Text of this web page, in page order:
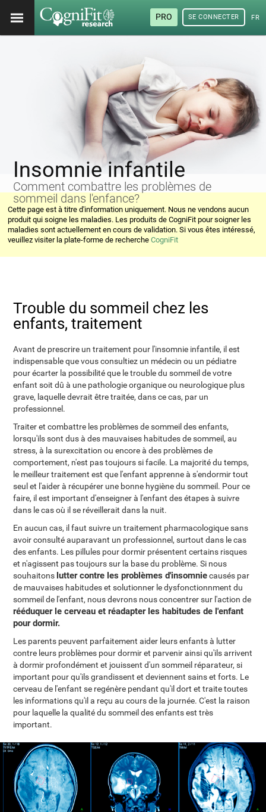
PRO SE CONNECTER
Insomnie infantile
Comment combattre les problèmes de
sommeil dans l'enfance?
Cette page est à titre d'information uniquement. Nous ne vendons aucun
produit qui soigne les maladies. Les produits de CogniFit pour soigner les
maladies sont actuellement en cours de validation. Si vous êtes intéressé,
veuillez visiter la plate-forme de rechercheCogniFit
Trouble du sommeil chez les
enfants, traitement
Avant de prescrire un traitement pour l'insomnie infantile, il est
indispensable que vous consultiez un médecin ou un pédiatre
pour écarter la possibilité que le trouble du sommeil de votre
enfant soit dû à une pathologie organique ou neurologique plus
grave, laquelle devrait être traitée, dans ce cas, par un
professionnel.
Traiter et combattre les problèmes de sommeil des enfants,
lorsqu'ils sont dus à des mauvaises habitudes de sommeil, au
stress, à la surexcitation ou encore à des problèmes de
comportement, n'est pas toujours si facile. La majorité du temps,
le meilleur traitement est que l'enfant apprenne à s'endormir tout
seul et l'aider à récupérer une bonne hygiène du sommeil. Pour ce
faire, il est important d'enseigner à l'enfant des étapes à suivre
dans le cas où il se réveillerait dans la nuit.
En aucun cas, il faut suivre un traitement pharmacologique sans
avoir consulté auparavant un professionnel, surtout dans le cas
des enfants. Les pillules pour dormir présentent certains risques
et n'agissent pas toujours sur la base du problème. Si nous
souhaitons lutter contre les problèmes d'insomniecausés par
de mauvaises habitudes et solutionner le dysfonctionnment du
sommeil de l'enfant, nous devrons nous concentrer sur l'action de
rééduquer le cerveau et réadapter les habitudes de l'enfant
pour dormir.
Les parents peuvent parfaitement aider leurs enfants à lutter
contre leurs problèmes pour dormir et parvenir ainsi qu'ils arrivent
à dormir profondément et jouissent d'un sommeil réparateur, si
important pour qu'ils grandissent et deviennent sains et forts. Le
cerveau de l'enfant se regénère pendant qu'il dort et traite toutes
les informations qu'il a reçu au cours de la journée. C'est la raison
pour laquelle la qualité du sommeil des enfants est très
important.